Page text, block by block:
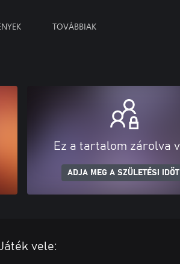
TOVÁBBIAK
Ez a tartalom zárolva
ADJA MEG A SZÜLETÉSI IDŐT
vele: